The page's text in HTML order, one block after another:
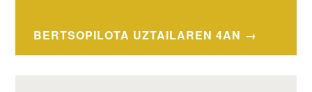
BERTSOPILOTA UZTAILAREN 4AN